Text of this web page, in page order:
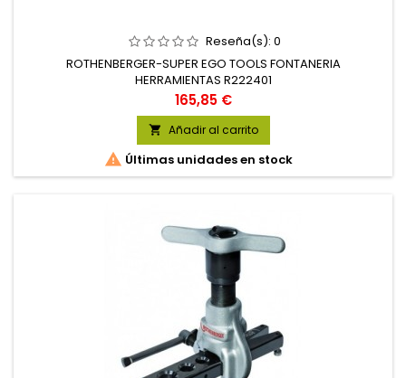
Reseña(s): 0
ROTHENBERGER-SUPER EGO TOOLS FONTANERIA
HERRAMIENTAS R222401
Precio
165,85 €
 Añadir al carrito
 Últimas unidades en stock